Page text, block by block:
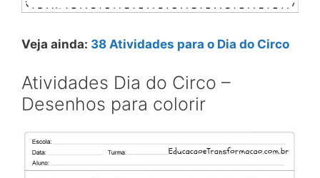
Veja ainda: 38 Atividades para o Dia do Circo
Atividades Dia do Circo –
Desenhos para colorir